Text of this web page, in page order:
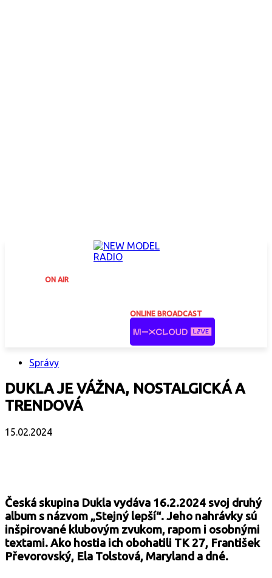
ON AIR
ONLINE BROADCAST
Správy
DUKLA JE VÁŽNA, NOSTALGICKÁ A
TRENDOVÁ
15.02.2024
Česká skupina Dukla vydáva 16.2.2024 svoj druhý
album s názvom „Stejný lepší“. Jeho nahrávky sú
inšpirované klubovým zvukom, rapom i osobnými
textami. Ako hostia ich obohatili TK 27, František
Převorovský, Ela Tolstová, Maryland a dné.